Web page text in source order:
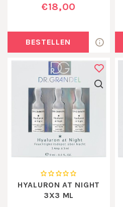
€18,00
BESTELLEN
HYALURON AT NIGHT
3X3 ML